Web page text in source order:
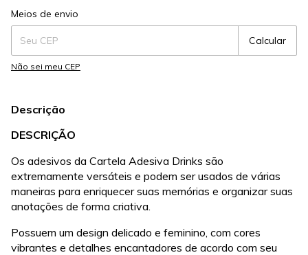
Entregas para o CEP:
Meios de envio
Calcular
Não sei meu CEP
Descrição
DESCRIÇÃO
Os adesivos da Cartela Adesiva Drinks são
extremamente versáteis e podem ser usados de várias
maneiras para enriquecer suas memórias e organizar suas
anotações de forma criativa.
Possuem um design delicado e feminino, com cores
vibrantes e detalhes encantadores de acordo com seu